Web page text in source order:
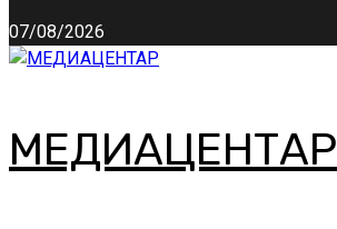
07/08/2026
МЕДИАЦЕНТАР